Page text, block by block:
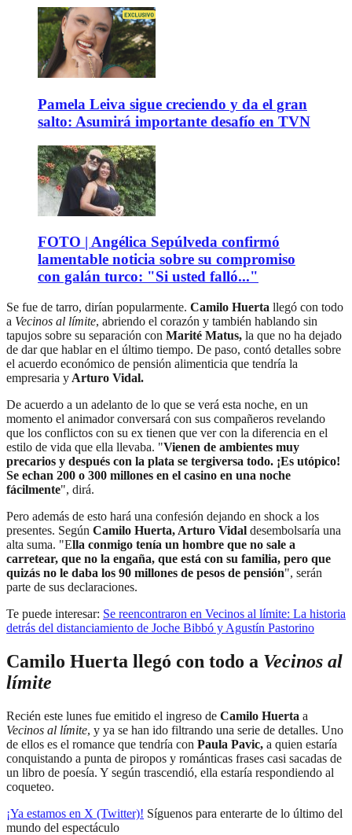
Pamela Leiva sigue creciendo y da el gran
salto: Asumirá importante desafío en TVN
FOTO | Angélica Sepúlveda confirmó
lamentable noticia sobre su compromiso
con galán turco: "Si usted falló..."
Se fue de tarro, dirían popularmente. Camilo Huerta llegó con todo
a Vecinos al límite, abriendo el corazón y también hablando sin
tapujos sobre su separación con Marité Matus, la que no ha dejado
de dar que hablar en el último tiempo. De paso, contó detalles sobre
el acuerdo económico de pensión alimenticia que tendría la
empresaria y Arturo Vidal.
De acuerdo a un adelanto de lo que se verá esta noche, en un
momento el animador conversará con sus compañeros revelando
que los conflictos con su ex tienen que ver con la diferencia en el
estilo de vida que ella llevaba. "Vienen de ambientes muy
precarios y después con la plata se tergiversa todo. ¡Es utópico!
Se echan 200 o 300 millones en el casino en una noche
fácilmente", dirá.
Pero además de esto hará una confesión dejando en shock a los
presentes. Según Camilo Huerta, Arturo Vidal desembolsaría una
alta suma. "Ella conmigo tenía un hombre que no sale a
carretear, que no la engaña, que está con su familia, pero que
quizás no le daba los 90 millones de pesos de pensión", serán
parte de sus declaraciones.
Te puede interesar: Se reencontraron en Vecinos al límite: La historia
detrás del distanciamiento de Joche Bibbó y Agustín Pastorino
Camilo Huerta llegó con todo a Vecinos al
límite
Recién este lunes fue emitido el ingreso de Camilo Huerta a
Vecinos al límite, y ya se han ido filtrando una serie de detalles. Uno
de ellos es el romance que tendría con Paula Pavic, a quien estaría
conquistando a punta de piropos y románticas frases casi sacadas de
un libro de poesía. Y según trascendió, ella estaría respondiendo al
coqueteo.
¡Ya estamos en X (Twitter)! Síguenos para enterarte de lo último del
mundo del espectáculo